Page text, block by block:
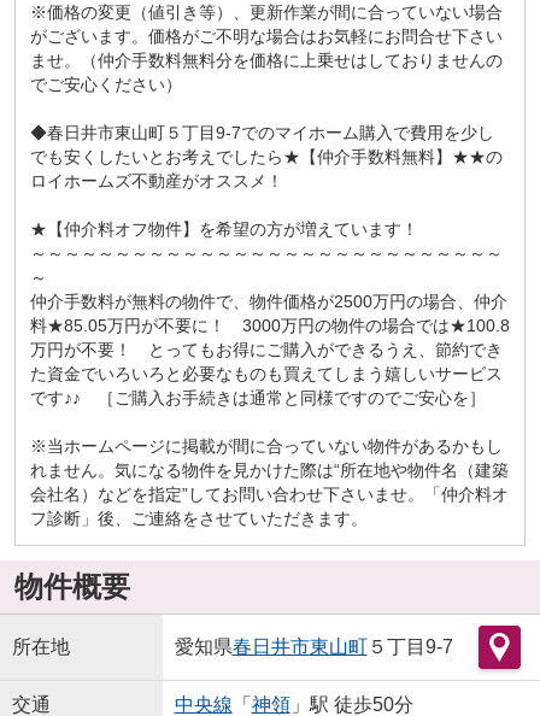
※価格の変更（値引き等）、更新作業が間に合っていない場合
がございます。価格がご不明な場合はお気軽にお問合せ下さい
ませ。（仲介手数料無料分を価格に上乗せはしておりませんの
でご安心ください）
◆春日井市東山町５丁目9-7でのマイホーム購入で費用を少し
でも安くしたいとお考えでしたら★【仲介手数料無料】★★の
ロイホームズ不動産がオススメ！
★【仲介料オフ物件】を希望の方が増えています！
～～～～～～～～～～～～～～～～～～～～～～～～～～～～
～
仲介手数料が無料の物件で、物件価格が2500万円の場合、仲介
料★85.05万円が不要に！ 3000万円の物件の場合では★100.8
万円が不要！ とってもお得にご購入ができるうえ、節約でき
た資金でいろいろと必要なものも買えてしまう嬉しいサービス
です♪♪ ［ご購入お手続きは通常と同様ですのでご安心を］
※当ホームページに掲載が間に合っていない物件があるかもし
れません。気になる物件を見かけた際は“所在地や物件名（建築
会社名）などを指定”してお問い合わせ下さいませ。「仲介料オ
フ診断」後、ご連絡をさせていただきます。
物件概要
所在地 愛知県春日井市東山町５丁目9-7
交通 中央線 「 神領」駅 徒歩50分